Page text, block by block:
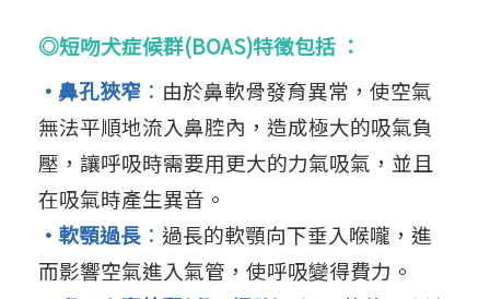
◎短吻犬症候群(BOAS)特徵包括 ：
·鼻孔狹窄 ： 由於鼻軟骨發育異常，使空氣
無法平順地流入鼻腔內，造成極大的吸氣負
壓，讓呼吸時需要用更大的力氣吸氣，並且
在吸氣時產生異音。
·軟顎過長 ： 過長的軟顎向下垂入喉嚨，進
而影響空氣進入氣管，使呼吸變得費力。